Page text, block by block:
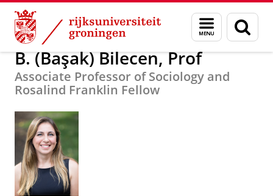
Skip
Content
Skip
Navigation
Menu
en
zoeken
Over ons B. (Başak) Bilecen, Prof
B. (Başak) Bilecen, Prof
Associate Professor of Sociology and
Rosalind Franklin Fellow